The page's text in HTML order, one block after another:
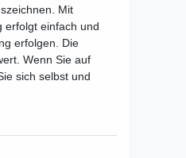
Mit
erfolgt einfach und
erfolgen. Die
Wenn Sie auf
sich selbst und